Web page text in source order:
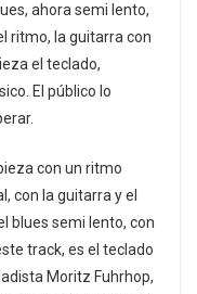
ahora semi lento,
ritmo, la guitarra con
el teclado,
El público lo
con un ritmo
con la guitarra y el
blues semi lento, con
track, es el teclado
Moritz Fuhrhop,